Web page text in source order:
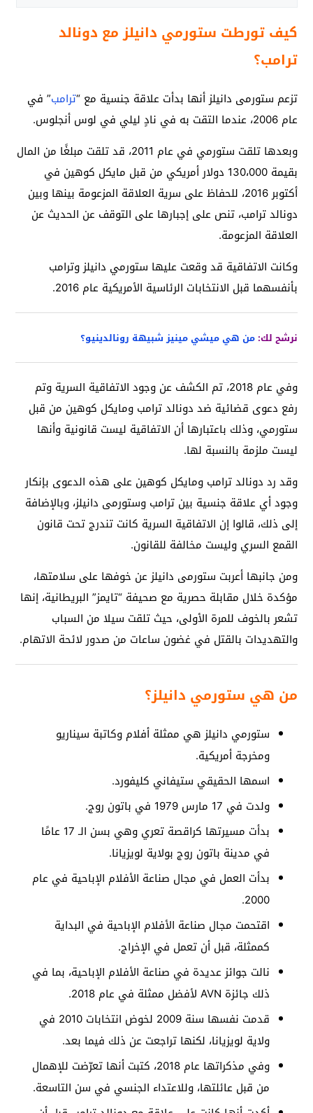
كيف تورطت ستورمي دانيلز مع دونالد
ترامب؟
تزعم ستورمى دانيلز أنها بدأت علاقة جنسية مع “ترامب” في
عام 2006، عندما التقت به في نادٍ ليلي في لوس أنجلوس.
وبعدها تلقت ستورمي في عام 2011، قد تلقت مبلغًا من المال
بقيمة 130،000 دولار أمريكي من قبل مايكل كوهين في
أكتوبر 2016، للحفاظ على سرية العلاقة المزعومة بينها وبين
دونالد ترامب، تنص على إجبارها على التوقف عن الحديث عن
العلاقة المزعومة.
وكانت الاتفاقية قد وقعت عليها ستورمي دانيلز وترامب
بأنفسهما قبل الانتخابات الرئاسية الأمريكية عام 2016.
نرشح لك: من هي ميشي مينيز شبيهة رونالدينيو؟
وفي عام 2018، تم الكشف عن وجود الاتفاقية السرية وتم
رفع دعوى قضائية ضد دونالد ترامب ومايكل كوهين من قبل
ستورمي، وذلك باعتبارها أن الاتفاقية ليست قانونية وأنها
ليست ملزمة بالنسبة لها.
وقد رد دونالد ترامب ومايكل كوهين على هذه الدعوى بإنكار
وجود أي علاقة جنسية بين ترامب وستورمى دانيلز، وبالإضافة
إلى ذلك، قالوا إن الاتفاقية السرية كانت تندرج تحت قانون
القمع السري وليست مخالفة للقانون.
ومن جانبها أعربت ستورمى دانيلز عن خوفها على سلامتها،
مؤكدة خلال مقابلة حصرية مع صحيفة “تايمز” البريطانية، إنها
تشعر بالخوف للمرة الأولى، حيث تلقت سيلا من السباب
والتهديدات بالقتل في غضون ساعات من صدور لائحة الاتهام.
من هي ستورمي دانيلز؟
ستورمي دانيلز هي ممثلة أفلام وكاتبة سيناريو
ومخرجة أمريكية.
اسمها الحقيقي ستيفاني كليفورد.
ولدت في 17 مارس 1979 في باتون روج.
بدأت مسيرتها كراقصة تعري وهي بسن الـ 17 عامًا
في مدينة باتون روج بولاية لويزيانا.
بدأت العمل في مجال صناعة الأفلام الإباحية في عام
2000.
اقتحمت مجال صناعة الأفلام الإباحية في البداية
كممثلة، قبل أن تعمل في الإخراج.
نالت جوائز عديدة في صناعة الأفلام الإباحية، بما في
ذلك جائزة AVN لأفضل ممثلة في عام 2018.
قدمت نفسها سنة 2009 لخوض انتخابات 2010 في
ولاية لويزيانا، لكنها تراجعت عن ذلك فيما بعد.
وفي مذكراتها عام 2018، كتبت أنها تعرّضت للإهمال
من قبل عائلتها، وللاعتداء الجنسي في سن التاسعة.